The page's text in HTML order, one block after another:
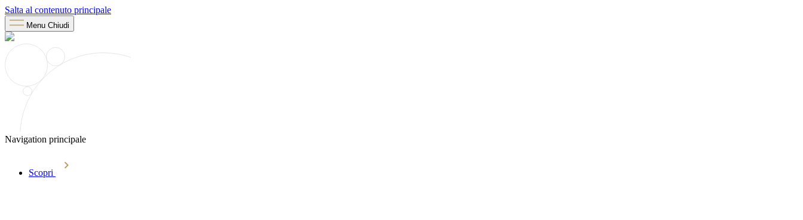
Salta al contenuto principale
Menu Chiudi
Navigation principale
Scopri